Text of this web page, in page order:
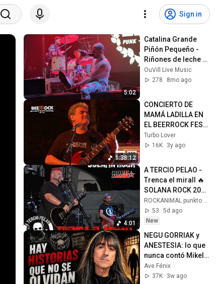
Sign in
5:02
Catalina Grande
Piñón Pequeño -
Riñones de leche &
Los de la capi -
Directo A
OuVill Live Music
278
8mo ago
1:38:12
CONCIERTO DE
MAMÁ LADILLA EN
EL BEERROCK FEST
2023
Turbo Lover
16K
3y ago
4:01
A TERCIO PELAO -
Trenca el mirall 🔥
SOLANA ROCK 2026
🔥 #aterciopelao
#solanarock
ROCKANIMAL punkto ES
53
5d ago
New
NEGU GORRIAK y
ANESTESIA: lo que
nunca contó Mikel
Kazalis
Ave Fénix
37K
3w ago